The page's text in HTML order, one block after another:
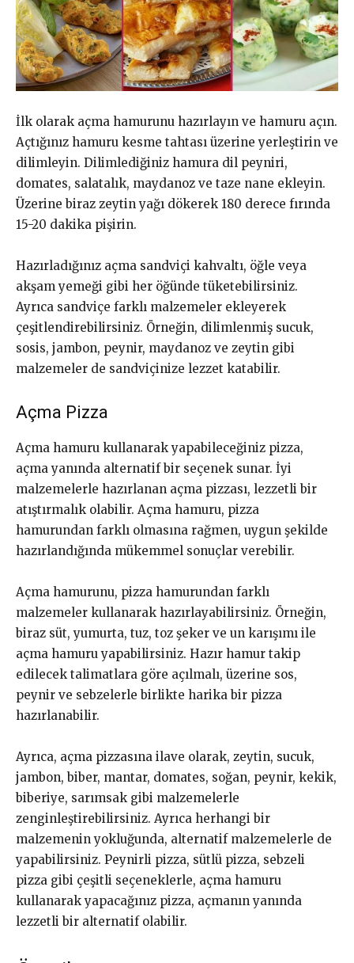
İlk olarak açma hamurunu hazırlayın ve hamuru açın.
Açtığınız hamuru kesme tahtası üzerine yerleştirin ve
dilimleyin. Dilimlediğiniz hamura dil peyniri,
domates, salatalık, maydanoz ve taze nane ekleyin.
Üzerine biraz zeytin yağı dökerek 180 derece fırında
15-20 dakika pişirin.
Hazırladığınız açma sandviçi kahvaltı, öğle veya
akşam yemeği gibi her öğünde tüketebilirsiniz.
Ayrıca sandviçe farklı malzemeler ekleyerek
çeşitlendirebilirsiniz. Örneğin, dilimlenmiş sucuk,
sosis, jambon, peynir, maydanoz ve zeytin gibi
malzemeler de sandviçinize lezzet katabilir.
Açma Pizza
Açma hamuru kullanarak yapabileceğiniz pizza,
açma yanında alternatif bir seçenek sunar. İyi
malzemelerle hazırlanan açma pizzası, lezzetli bir
atıştırmalık olabilir. Açma hamuru, pizza
hamurundan farklı olmasına rağmen, uygun şekilde
hazırlandığında mükemmel sonuçlar verebilir.
Açma hamurunu, pizza hamurundan farklı
malzemeler kullanarak hazırlayabilirsiniz. Örneğin,
biraz süt, yumurta, tuz, toz şeker ve un karışımı ile
açma hamuru yapabilirsiniz. Hazır hamur takip
edilecek talimatlara göre açılmalı, üzerine sos,
peynir ve sebzelerle birlikte harika bir pizza
hazırlanabilir.
Ayrıca, açma pizzasına ilave olarak, zeytin, sucuk,
jambon, biber, mantar, domates, soğan, peynir, kekik,
biberiye, sarımsak gibi malzemelerle
zenginleştirebilirsiniz. Ayrıca herhangi bir
malzemenin yokluğunda, alternatif malzemelerle de
yapabilirsiniz. Peynirli pizza, sütlü pizza, sebzeli
pizza gibi çeşitli seçeneklerle, açma hamuru
kullanarak yapacağınız pizza, açmanın yanında
lezzetli bir alternatif olabilir.